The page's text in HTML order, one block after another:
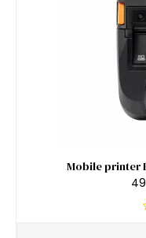
Mobile printer